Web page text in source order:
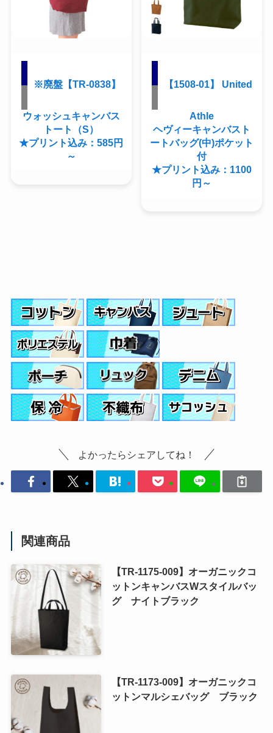
※廃盤【TR-0838】
ウォッシュキャンバス
トート（S）
★プリント込み：585円
～
【1508-01】 United
Athle
ヘヴィーキャンバスト
ートバッグ(中)ポケット
付
★プリント込み：1100
円～
よかったらシェアしてね！
関連商品
【TR-1175-009】オーガニックコ
ットンキャンバスWスタイルバッ
グ ナイトブラック
【TR-1173-009】オーガニックコ
ットンマルシェバッグ ブラック